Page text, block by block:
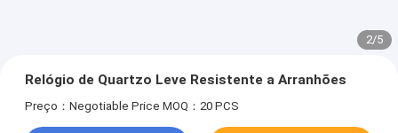
2/5
Relógio de Quartzo Leve Resistente a Arranhões
Preço：Negotiable Price MOQ：20 PCS